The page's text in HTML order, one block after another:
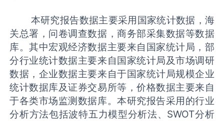
本研究报告数据主要采用国家统计数据，海
关总署，问卷调查数据，商务部采集数据等数据
库。其中宏观经济数据主要来自国家统计局，部
分行业统计数据主要来自国家统计局及市场调研
数据，企业数据主要来自于国家统计局规模企业
统计数据库及证券交易所等，价格数据主要来自
于各类市场监测数据库。本研究报告采用的行业
分析方法包括波特五力模型分析法、SWOT分析